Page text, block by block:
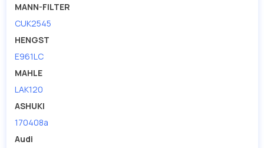
MANN-FILTER
CUK2545
HENGST
E961LC
MAHLE
LAK120
ASHUKI
170408a
Audi